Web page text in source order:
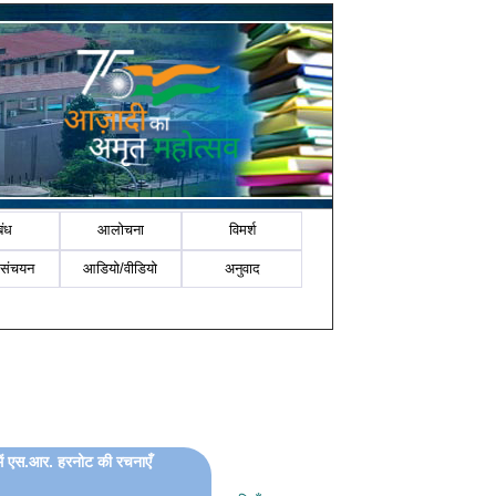
आलोचना विमर्श
आडियो/वीडियो अनुवाद
एस.आर. हरनोट की रचनाएँ